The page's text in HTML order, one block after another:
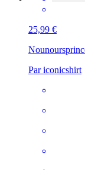
25,99 €
Nounours
Par iconicshirt